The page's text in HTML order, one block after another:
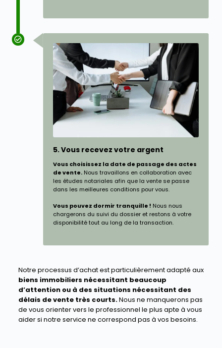
5. Vous recevez votre argent
Vous choisissez la date de passage des actes
de vente.Nous travaillons en collaboration avec
les études notariales afin que la vente se passe
dans les meilleures conditions pour vous.
Vous pouvez dormir tranquille ! Nous nous
chargerons du suivi du dossier et restons à votre
disponibilité tout au long de la transaction.
Notre processus d’achat est particulièrement adapté aux
biens immobiliers nécessitant beaucoup
d’attention ou à des situations nécessitant des
délais de vente très courts.Nous ne manquerons pas
de vous orienter vers le professionnel le plus apte à vous
aider si notre service ne correspond pas à vos besoins.